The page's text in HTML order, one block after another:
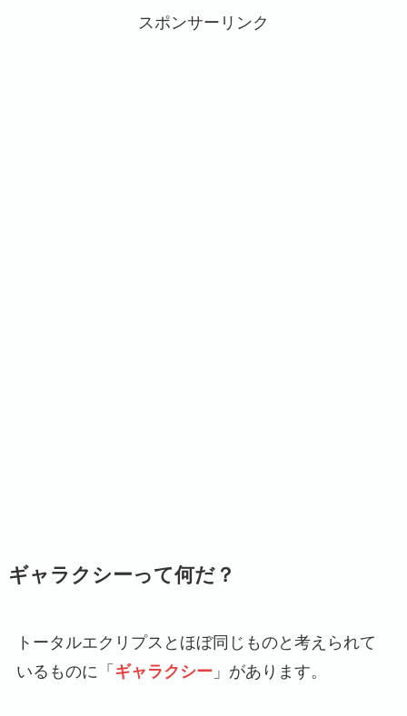
スポンサーリンク
ギャラクシーって何だ？
トータルエクリプスとほぼ同じものと考えられて
いるものに「 ギャラクシー 」があります。